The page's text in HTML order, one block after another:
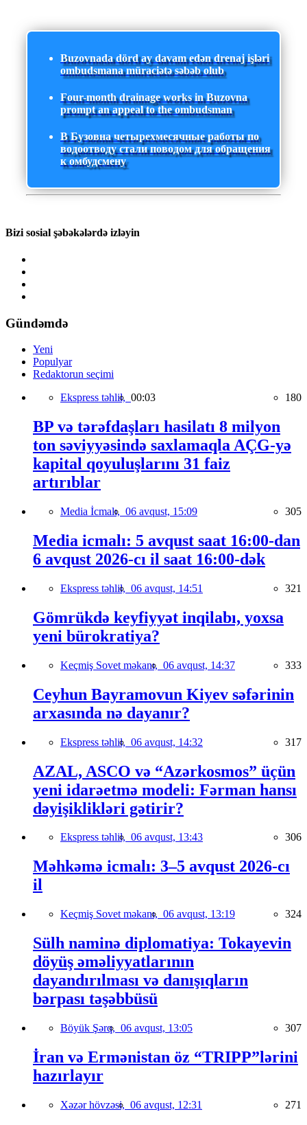
Buzovnada dörd ay davam edən drenaj işləri
ombudsmana müraciətə səbəb olub
Four-month drainage works in Buzovna
prompt an appeal to the ombudsman
В Бузовна четырехмесячные работы по
водоотводу стали поводом для обращения
к омбудсмену
Bizi sosial şəbəkələrdə izləyin
Gündəmdə
Yeni
Populyar
Redaktorun seçimi
Ekspress təhlil, 00:03 180
BP və tərəfdaşları hasilatı 8 milyon
ton səviyyəsində saxlamaqla AÇG-yə
kapital qoyuluşlarını 31 faiz
artırıblar
Media İcmalı, 06 avqust, 15:09 305
Media icmalı: 5 avqust saat 16:00-dan
6 avqust 2026-cı il saat 16:00-dək
Ekspress təhlil, 06 avqust, 14:51 321
Gömrükdə keyfiyyət inqilabı, yoxsa
yeni bürokratiya?
Keçmiş Sovet məkanı, 06 avqust, 14:37 333
Ceyhun Bayramovun Kiyev səfərinin
arxasında nə dayanır?
Ekspress təhlil, 06 avqust, 14:32 317
AZAL, ASCO və “Azərkosmos” üçün
yeni idarəetmə modeli: Fərman hansı
dəyişiklikləri gətirir?
Ekspress təhlil, 06 avqust, 13:43 306
Məhkəmə icmalı: 3–5 avqust 2026-cı
il
Keçmiş Sovet məkanı, 06 avqust, 13:19 324
Sülh naminə diplomatiya: Tokayevin
döyüş əməliyyatlarının
dayandırılması və danışıqların
bərpası təşəbbüsü
Böyük Şərq, 06 avqust, 13:05 307
İran və Ermənistan öz “TRIPP”lərini
hazırlayır
Xəzər hövzəsi, 06 avqust, 12:31 271